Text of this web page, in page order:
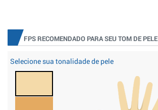
FPS RECOMENDADO PARA SEU TOM DE PELE
Selecione sua tonalidade de pele